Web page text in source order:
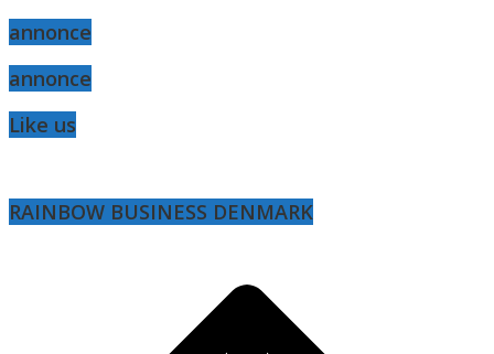
annonce
annonce
Like us
RAINBOW BUSINESS DENMARK